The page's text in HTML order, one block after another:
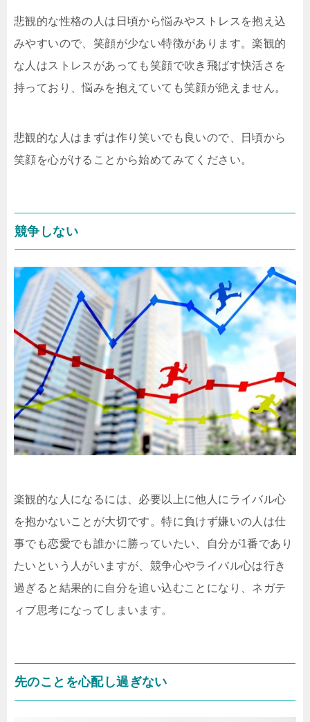
悲観的な性格の人は日頃から悩みやストレスを抱え込
みやすいので、笑顔が少ない特徴があります。楽観的
な人はストレスがあっても笑顔で吹き飛ばす快活さを
持っており、悩みを抱えていても笑顔が絶えません。
悲観的な人はまずは作り笑いでも良いので、日頃から
笑顔を心がけることから始めてみてください。
競争しない
楽観的な人になるには、必要以上に他人にライバル心
を抱かないことが大切です。特に負けず嫌いの人は仕
事でも恋愛でも誰かに勝っていたい、自分が1番であり
たいという人がいますが、競争心やライバル心は行き
過ぎると結果的に自分を追い込むことになり、ネガテ
ィブ思考になってしまいます。
先のことを心配し過ぎない